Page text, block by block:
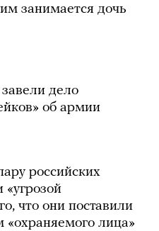
занимается дочь
дело
об армии
российских
«угрозой
что они поставили
лица»